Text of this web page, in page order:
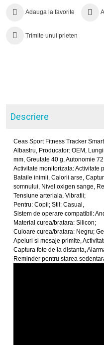
Adauga la favorite
Trimite unui prieten
Descriere
Ceas Sport Fitness Tracker
Albastru, Producator: OEM,
mm, Greutate 40 g, Autonomie
Activitate monitorizata: Activitate
Bataile inimii, Calorii arse,
somnului, Nivel oxigen sange,
Tensiune arteriala, Vibratii;
Pentru: Copii; Stil: Casual,
Sistem de operare compatibil:
Material curea/bratara: Silicon;
Culoare curea/bratara: Negru;
Apeluri si mesaje primite,
Captura foto de la distanta,
Reminder pentru starea